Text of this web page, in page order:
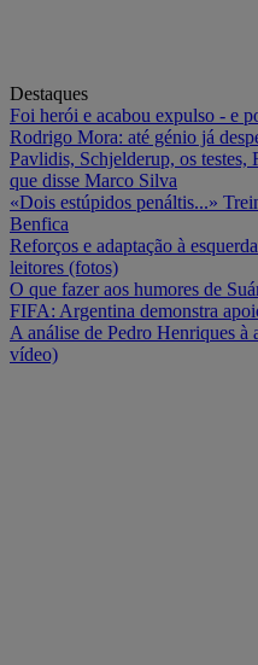
Destaques
Foi herói e acabou expulso - e
Rodrigo Mora: até génio já
Pavlidis, Schjelderup, os
que disse Marco Silva
«Dois estúpidos penáltis...»
Benfica
Reforços e adaptação à
leitores (fotos)
O que fazer aos humores de
FIFA: Argentina demonstra
A análise de Pedro Henriques
vídeo)